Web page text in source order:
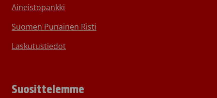
Aineistopankki
Suomen Punainen Risti
Laskutustiedot
Suosittelemme